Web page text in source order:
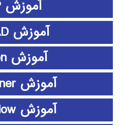
آموزش PHP
آموزش PSCAD
آموزش python
آموزش rapidminer
آموزش ShowFlow